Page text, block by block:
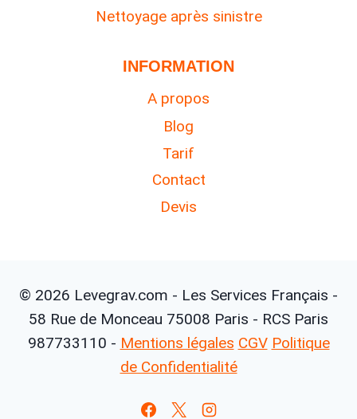
Nettoyage après sinistre
INFORMATION
A propos
Blog
Tarif
Contact
Devis
© 2026 Levegrav.com - Les Services Français -
58 Rue de Monceau 75008 Paris - RCS Paris
987733110 - Mentions légales CGV Politique
de Confidentialité